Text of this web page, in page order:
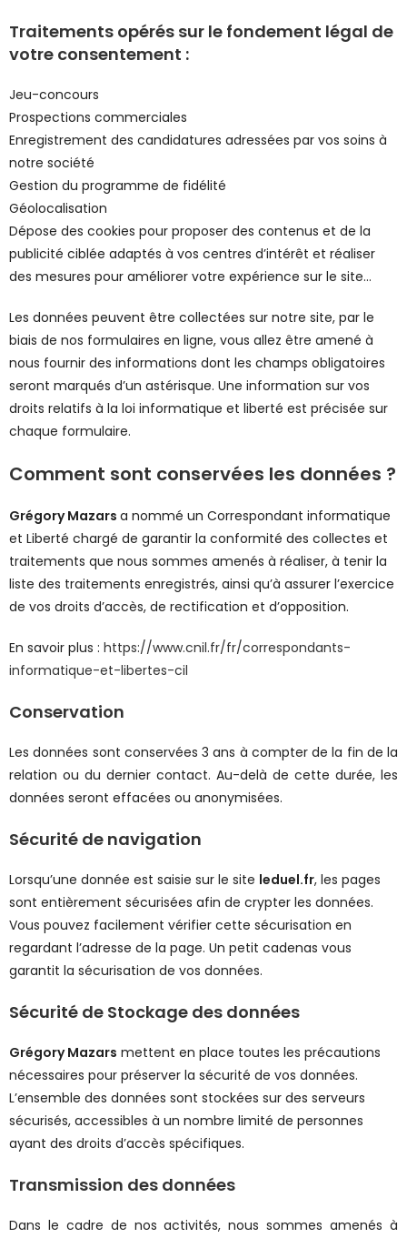
Traitements opérés sur le fondement légal de
votre consentement :
Jeu-concours
Prospections commerciales
Enregistrement des candidatures adressées par vos soins à
notre société
Gestion du programme de fidélité
Géolocalisation
Dépose des cookies pour proposer des contenus et de la
publicité ciblée adaptés à vos centres d’intérêt et réaliser
des mesures pour améliorer votre expérience sur le site…
Les données peuvent être collectées sur notre site, par le
biais de nos formulaires en ligne, vous allez être amené à
nous fournir des informations dont les champs obligatoires
seront marqués d’un astérisque. Une information sur vos
droits relatifs à la loi informatique et liberté est précisée sur
chaque formulaire.
Comment sont conservées les données ?
Grégory Mazars a nommé un Correspondant informatique
et Liberté chargé de garantir la conformité des collectes et
traitements que nous sommes amenés à réaliser, à tenir la
liste des traitements enregistrés, ainsi qu’à assurer l’exercice
de vos droits d’accès, de rectification et d’opposition.
En savoir plus : https://www.cnil.fr/fr/correspondants-
informatique-et-libertes-cil
Conservation
Les données sont conservées 3 ans à compter de la fin de la
relation ou du dernier contact. Au-delà de cette durée, les
données seront effacées ou anonymisées.
Sécurité de navigation
Lorsqu’une donnée est saisie sur le site leduel.fr, les pages
sont entièrement sécurisées afin de crypter les données.
Vous pouvez facilement vérifier cette sécurisation en
regardant l’adresse de la page. Un petit cadenas vous
garantit la sécurisation de vos données.
Sécurité de Stockage des données
Grégory Mazars mettent en place toutes les précautions
nécessaires pour préserver la sécurité de vos données.
L’ensemble des données sont stockées sur des serveurs
sécurisés, accessibles à un nombre limité de personnes
ayant des droits d’accès spécifiques.
Transmission des données
Dans le cadre de nos activités, nous sommes amenés à